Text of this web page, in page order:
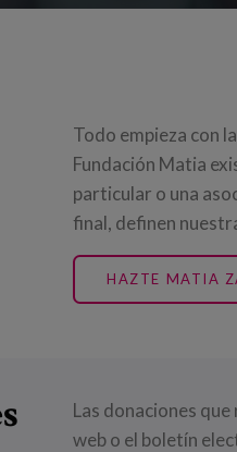
Todo empieza con
Fundación Matia
particular o una
final, definen
HAZTE MATIA
Las donaciones
web o el boletín